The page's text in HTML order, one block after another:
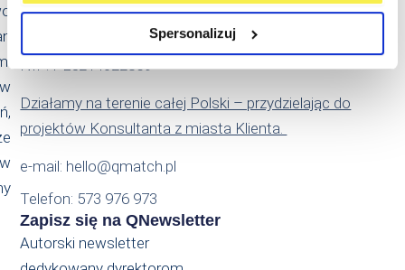
Spersonalizuj
Ul. Świeradowska 47
NIP: PL5214022869
Działamy na terenie całej Polski – przydzielając do
projektów Konsultanta z miasta Klienta.
e-mail: hello@qmatch.pl
Telefon: 573 976 973
Zapisz się na QNewsletter
Autorski newsletter